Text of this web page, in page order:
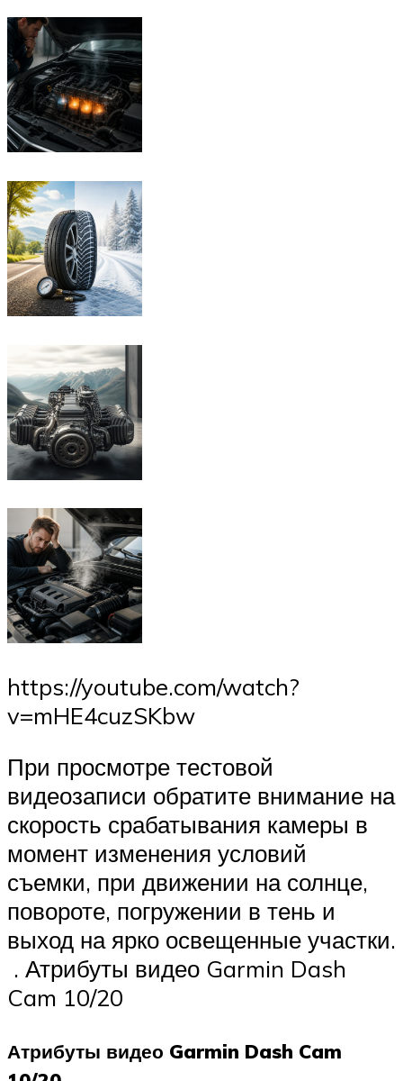
https://youtube.com/watch?
v=mHE4cuzSKbw
При просмотре тестовой
видеозаписи обратите внимание на
скорость срабатывания камеры в
момент изменения условий
съемки, при движении на солнце,
повороте, погружении в тень и
выход на ярко освещенные участки.
. Атрибуты видео Garmin Dash
Cam 10/20
Атрибуты видео Garmin Dash Cam